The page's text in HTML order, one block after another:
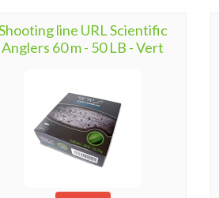
line URL Scientific
Anglers 60 m - 50 LB - Vert